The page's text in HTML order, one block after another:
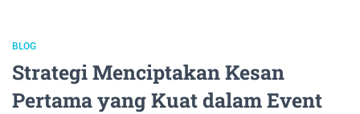
BLOG
Strategi Menciptakan Kesan
Pertama yang Kuat dalam Event